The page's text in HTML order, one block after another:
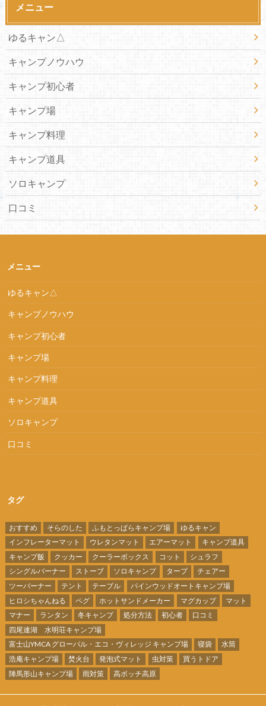
メニュー
ゆるキャン△
キャンプノウハウ
キャンプ初心者
キャンプ場
キャンプ料理
キャンプ道具
ソロキャンプ
口コミ
メニュー
ゆるキャン△
キャンプノウハウ
キャンプ初心者
キャンプ場
キャンプ料理
キャンプ道具
ソロキャンプ
口コミ
タグ
おすすめ そらのした ふもとっぱらキャンプ場
ゆるキャン
インフレーターマット
ウレタンマット エアーマット
キャンプ道具
キャンプ飯
クッカー クーラーボックス コット
シュラフ
シングルバーナー
ストーブ ソロキャンプ タープ
チェアー
ツーバーナー
テント テーブル
パインウッドオートキャンプ場
ヒロシちゃんねる
ペグ ホットサンドメーカー マグカップ
マット
マナー
ランタン 冬キャンプ 処分方法 初心者
口コミ
四尾連湖 水明荘キャンプ場
富士山YMCA グローバル・エコ・ヴィレッジ キャンプ場
寝袋
水筒
浩庵キャンプ場
焚火台 発泡式マット 虫対策
買うトドア
陣馬形山キャンプ場
雨対策 高ボッチ高原